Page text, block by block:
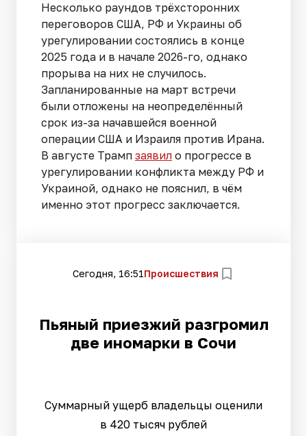
Несколько раундов трёхсторонних
переговоров США, РФ и Украины об
урегулировании состоялись в конце
2025 года и в начале 2026-го, однако
прорыва на них не случилось.
Запланированные на март встречи
были отложены на неопределённый
срок из-за начавшейся военной
операции США и Израиля против Ирана.
В августе Трамп заявил о прогрессе в
урегулировании конфликта между РФ и
Украиной, однако не пояснил, в чём
именно этот прогресс заключается.
Сегодня, 16:51Происшествия
Пьяный приезжий разгромил
две иномарки в Сочи
Суммарный ущерб владельцы оценили
в 420 тысяч рублей